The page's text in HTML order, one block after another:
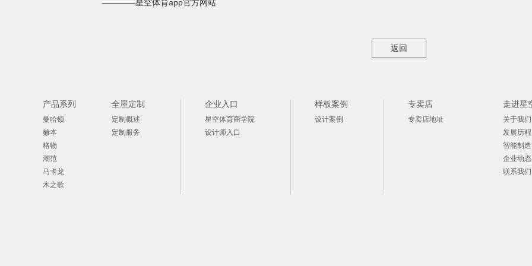
————星空体育app官方网站
返回
产品系列
曼哈顿
赫本
格物
潮范
马卡龙
木之歌
全屋定制
定制概述
定制服务
企业入口
星空体育商学院
设计师入口
样板案例
设计案例
专卖店
专卖店地址
走进星
关于我们
发展历程
智能制造
企业动态
联系我们